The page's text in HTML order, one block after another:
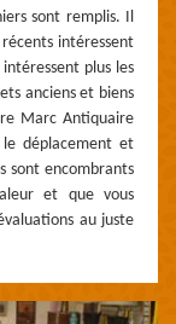
sont remplis. Il
intéressent
plus les
anciens et biens
Marc Antiquaire
déplacement et
sont encombrants
et que vous
au juste